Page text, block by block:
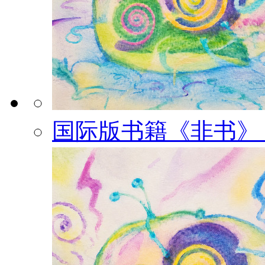
国际版书籍《非书